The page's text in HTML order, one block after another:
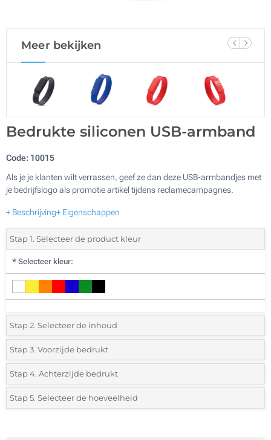
Meer bekijken
Bedrukte siliconen USB-armband
Code: 10015
Als je je klanten wilt verrassen, geef ze dan deze USB-armbandjes met
je bedrijfslogo als promotie artikel tijdens reclamecampagnes.
+ Beschrijving+ Eigenschappen
Stap 1. Selecteer de product kleur
* Selecteer kleur:
Stap 2. Selecteer de inhoud
1 GB
2 GB
4 GB
Stap 3. Voorzijde bedrukt
*Selecteer de bedrukkingstechniek en het aantal kleuren voor jouw
logo:
Zeefdruk in 1 Kleur
Stap 4. Achterzijde bedrukt
*Selecteer de bedrukkingstechniek en het aantal kleuren voor jouw
logo:
Stap 5. Selecteer de hoeveelheid